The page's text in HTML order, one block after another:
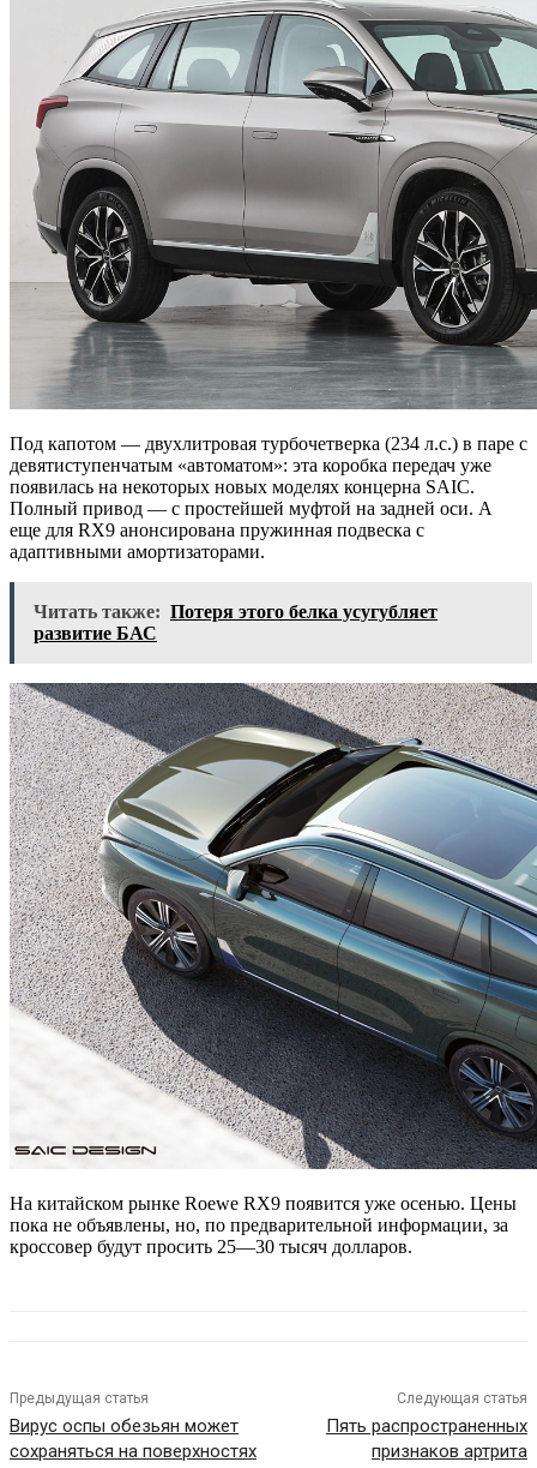
Под капотом — двухлитровая турбочетверка (234 л.с.) в паре с
девятиступенчатым «автоматом»: эта коробка передач уже
появилась на некоторых новых моделях концерна SAIC.
Полный привод — с простейшей муфтой на задней оси. А
еще для RX9 анонсирована пружинная подвеска с
адаптивными амортизаторами.
Читать также: Потеря этого белка усугубляет
развитие БАС
На китайском рынке Roewe RX9 появится уже осенью. Цены
пока не объявлены, но, по предварительной информации, за
кроссовер будут просить 25—30 тысяч долларов.
Предыдущая статья
Вирус оспы обезьян может
сохраняться на поверхностях
Следующая статья
Пять распространенных
признаков артрита